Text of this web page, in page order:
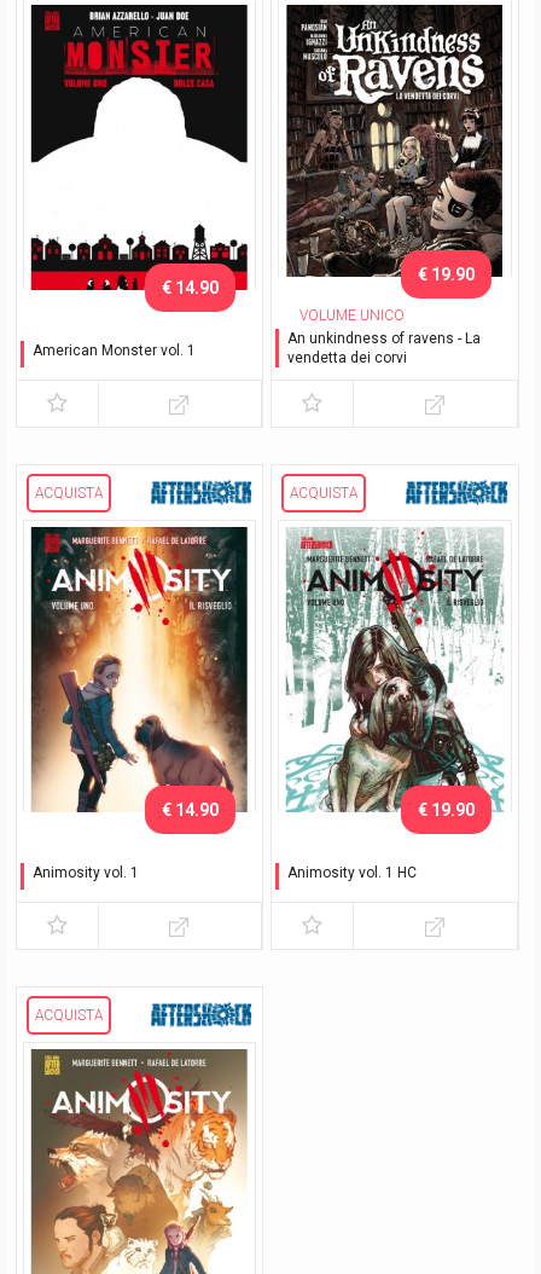
American Monster vol. 1
€ 14.90
VOLUME UNICO
An unkindness of ravens - La
vendetta dei corvi
€ 19.90
ACQUISTA
Animosity vol. 1
€ 14.90
ACQUISTA
Animosity vol. 1 HC
€ 19.90
ACQUISTA